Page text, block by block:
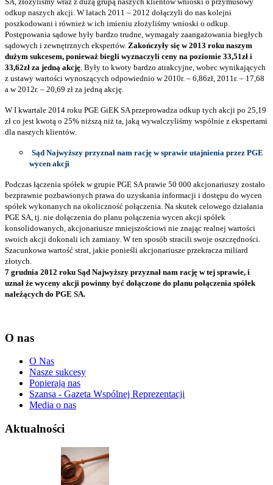
odkup naszych akcji. W latach 2011 – 2012 dołączyli do nas kolejni
poszkodowani i również w ich imieniu złożyliśmy wnioski o odkup.
Postępowania sądowe były bardzo trudne, wymagały zaangażowania biegłych
sądowych i zewnętrznych ekspertów. Zakończyły się w 2013 roku naszym
dużym sukcesem, ponieważ biegli wyznaczyli ceny na poziomie 33,51zł i
33,62zł za jedną akcję . Były to kwoty bardzo atrakcyjne, wobec wynikających
z ustawy wartości wynoszących odpowiednio w 2010r. – 6,86zł, 2011r. – 17,68
a w 2012r. – 20,69 zł za jedną akcję.
W I kwartale 2014 roku PGE GiEK SA przeprowadza odkup tych akcji po 25,19
zł co jest kwotą o 25% niższą niż ta, jaką wywalczyliśmy wspólnie z ekspertami
dla naszych klientów.
Sąd Najwyższy przyznał nam rację w sprawie utajnienia przez PGE
wycen akcji
Podczas łączenia spółek w grupie PGE SA prawie 50 000 akcjonariuszy zostało
bezprawnie pozbawionych prawa do uzyskania informacji i dostępu do wycen
spółek wykonanych na okoliczność połączenia. Na skutek celowego działania
PGE SA, tj. nie dołączenia do planu połączenia wycen akcji spółek
konsolidowanych, akcjonariusze mniejszościowi nie znając realnej wartości
swoich akcji dokonali ich zamiany. W ten sposób stracili swoje oszczędności.
Szacunkowa wartość strat, jakie ponieśli akcjonariusze przekracza miliard
złotych.
7 grudnia 2012 roku Sąd Najwyższy przyznał nam rację w tej sprawie, i
uznał że wyceny akcji powinny być dołączone do planu połączenia spółek
należących do PGE SA.
O nas
O Nas
Nasze sukcesy
Popierają nas
Szansa - Gazeta Wspólnej Reprezentacji
Media o nas
Aktualności